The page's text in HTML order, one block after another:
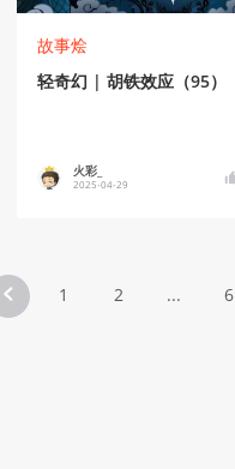
故事烩
轻奇幻 | 胡铁效应（95）
火彩_
2025-04-29
1 2 ... 6